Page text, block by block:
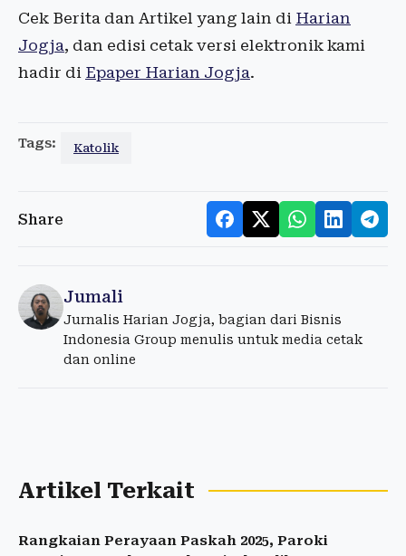
Cek Berita dan Artikel yang lain di Harian
Jogja, dan edisi cetak versi elektronik kami
hadir di Epaper Harian Jogja.
Tags: Katolik
Share
Jumali
Jurnalis Harian Jogja, bagian dari Bisnis
Indonesia Group menulis untuk media cetak
dan online
Artikel Terkait
Rangkaian Perayaan Paskah 2025, Paroki